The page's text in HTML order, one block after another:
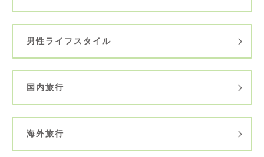
男性ライフスタイル
国内旅行
海外旅行